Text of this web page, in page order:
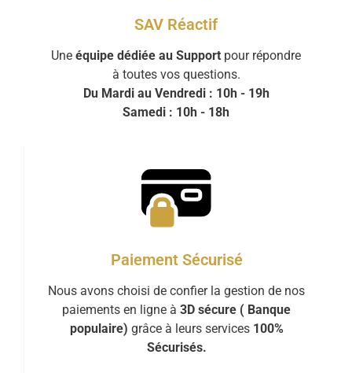
SAV Réactif
Une équipe dédiée au Support pour répondre
à toutes vos questions.
Du Mardi au Vendredi : 10h - 19h
Samedi : 10h - 18h
Paiement Sécurisé
Nous avons choisi de confier la gestion de nos
paiements en ligne à 3D sécure ( Banque
populaire) grâce à leurs services 100%
Sécurisés.